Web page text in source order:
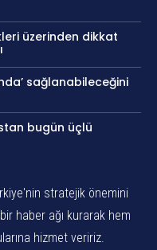
üzerinden dikkat
sağlanabileceğini
bugün üçlü
stratejik önemini
haber ağı kurarak hem
hizmet veririz.